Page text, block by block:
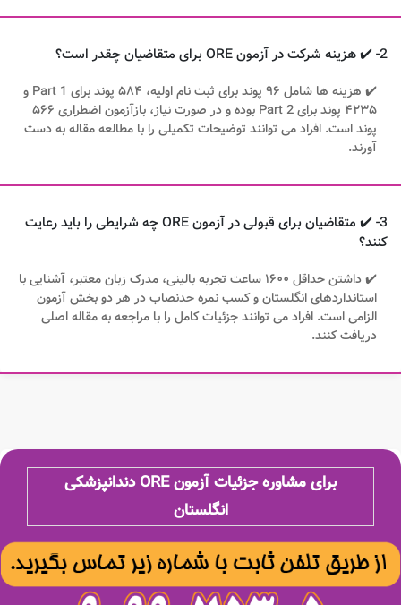
2- ✔️ هزینه شرکت در آزمون ORE برای متقاضیان چقدر است؟
✔️ هزینه ها شامل ۹۶ پوند برای ثبت نام اولیه، ۵۸۴ پوند برای Part 1 و
۴۲۳۵ پوند برای Part 2 بوده و در صورت نیاز، بازآزمون اضطراری ۵۶۶
پوند است. افراد می توانند توضیحات تکمیلی را با مطالعه مقاله به دست
آورند.
3- ✔️ متقاضیان برای قبولی در آزمون ORE چه شرایطی را باید رعایت
کنند؟
✔️ داشتن حداقل ۱۶۰۰ ساعت تجربه بالینی، مدرک زبان معتبر، آشنایی با
استانداردهای انگلستان و کسب نمره حدنصاب در هر دو بخش آزمون
الزامی است. افراد می توانند جزئیات کامل را با مراجعه به مقاله اصلی
دریافت کنند.
برای مشاوره جزئیات آزمون ORE دندانپزشکی
انگلستان